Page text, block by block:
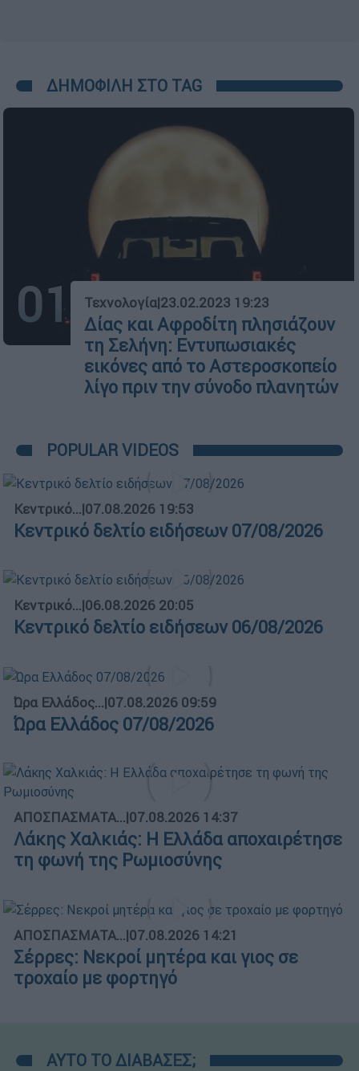
ΔΗΜΟΦΙΛΗ ΣΤΟ TAG
01 Τεχνολογία|23.02.2023 19:23
Δίας και Αφροδίτη πλησιάζουν
τη Σελήνη: Εντυπωσιακές
εικόνες από το Αστεροσκοπείο
λίγο πριν την σύνοδο πλανητών
POPULAR VIDEOS
Κεντρικό...|07.08.2026 19:53
Κεντρικό δελτίο ειδήσεων 07/08/2026
Κεντρικό...|06.08.2026 20:05
Κεντρικό δελτίο ειδήσεων 06/08/2026
Ώρα Ελλάδος...|07.08.2026 09:59
Ώρα Ελλάδος 07/08/2026
ΑΠΟΣΠΑΣΜΑΤΑ...|07.08.2026 14:37
Λάκης Χαλκιάς: Η Ελλάδα αποχαιρέτησε
τη φωνή της Ρωμιοσύνης
ΑΠΟΣΠΑΣΜΑΤΑ...|07.08.2026 14:21
Σέρρες: Νεκροί μητέρα και γιος σε
τροχαίο με φορτηγό
ΑΥΤΟ ΤΟ ΔΙΑΒΑΣΕΣ;